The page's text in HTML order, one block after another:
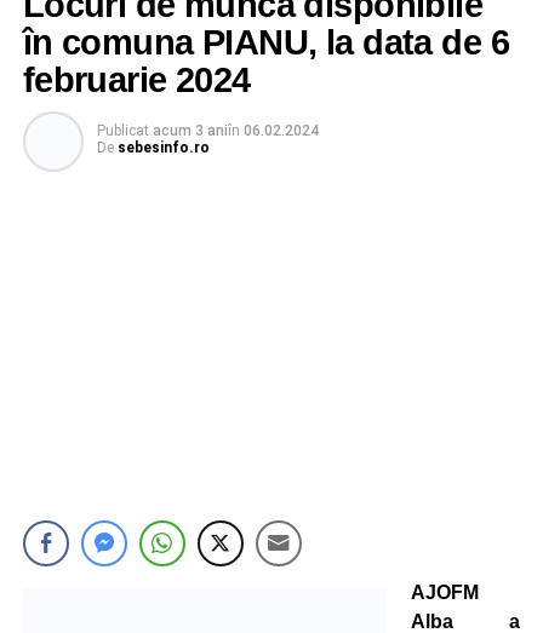
în comuna PIANU, la data de 6
februarie 2024
Publicat acum 3 aniîn 06.02.2024
De sebesinfo.ro
AJOFM
Alba a